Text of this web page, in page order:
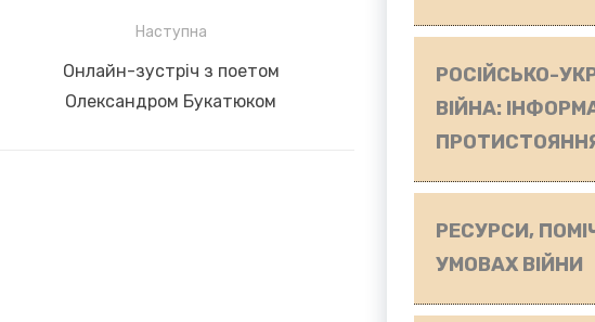
Наступна
Next
post:
Онлайн-зустріч з поетом
Олександром Букатюком
РОСІЙСЬКО-
ВІЙНА:
РЕСУРСИ,
УМОВАХ ВІЙНИ